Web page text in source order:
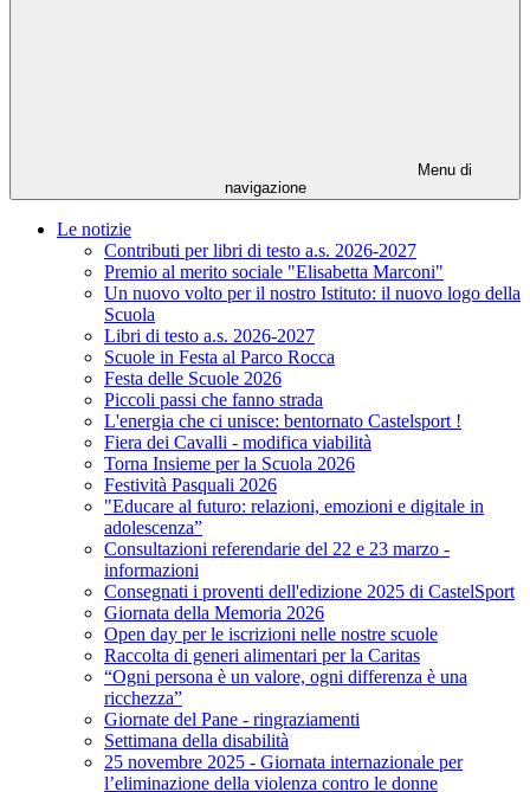
Menu di
navigazione
Le notizie
Contributi per libri di testo a.s. 2026-2027
Premio al merito sociale "Elisabetta Marconi"
Un nuovo volto per il nostro Istituto: il nuovo logo della
Scuola
Libri di testo a.s. 2026-2027
Scuole in Festa al Parco Rocca
Festa delle Scuole 2026
Piccoli passi che fanno strada
L'energia che ci unisce: bentornato Castelsport !
Fiera dei Cavalli - modifica viabilità
Torna Insieme per la Scuola 2026
Festività Pasquali 2026
"Educare al futuro: relazioni, emozioni e digitale in
adolescenza”
Consultazioni referendarie del 22 e 23 marzo -
informazioni
Consegnati i proventi dell'edizione 2025 di CastelSport
Giornata della Memoria 2026
Open day per le iscrizioni nelle nostre scuole
Raccolta di generi alimentari per la Caritas
“Ogni persona è un valore, ogni differenza è una
ricchezza”
Giornate del Pane - ringraziamenti
Settimana della disabilità
25 novembre 2025 - Giornata internazionale per
l’eliminazione della violenza contro le donne